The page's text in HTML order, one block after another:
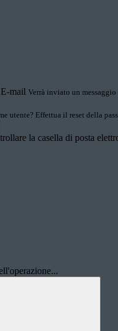
E-mail Verrà inviato un
utente? Effettua il reset della
la casella di posta